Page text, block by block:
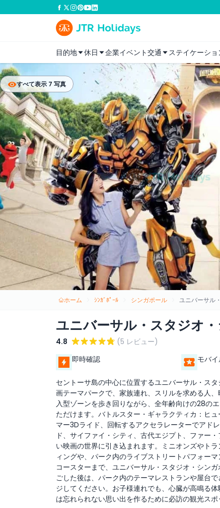
目的地 休日 企業イベント交通 ステイケーショ
すべて表示 7 写真
ホーム ｼﾝｶﾞﾎﾟｰﾙ シンガポール ユニバーサル
ユニバーサル・スタジオ
4.8
(5 レビュー)
即時確認
モバ
セントーサ島の中心に位置するユニバーサル・ス
画テーマパークで、家族連れ、スリルを求める人
入型ゾーンを歩き回りながら、全年齢向けの28の
ただけます。バトルスター・ギャラクティカ：ヒ
マー3Dライド、回転するアクセラレーターでアド
ド、サイファイ・シティ、古代エジプト、ファー
い映画の世界に引き込まれます。ミニオンズやト
ィングや、パーク内のライブストリートパフォー
コースターまで、ユニバーサル・スタジオ・シン
ごした後は、パーク内のテーマレストランや屋台
ジしてください。お子様連れでも、心臓が高鳴る
は忘れられない思い出を作るために必訪の観光スポ